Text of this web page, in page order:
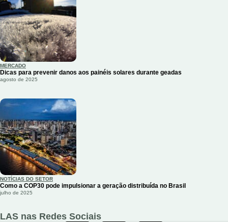
MERCADO
Dicas para prevenir danos aos painéis solares durante geadas
agosto de 2025
NOTÍCIAS DO SETOR
Como a COP30 pode impulsionar a geração distribuída no Brasil
julho de 2025
LAS nas Redes Sociais